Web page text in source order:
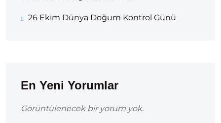
26 Ekim Dünya Doğum Kontrol Günü
En Yeni Yorumlar
Görüntülenecek bir yorum yok.